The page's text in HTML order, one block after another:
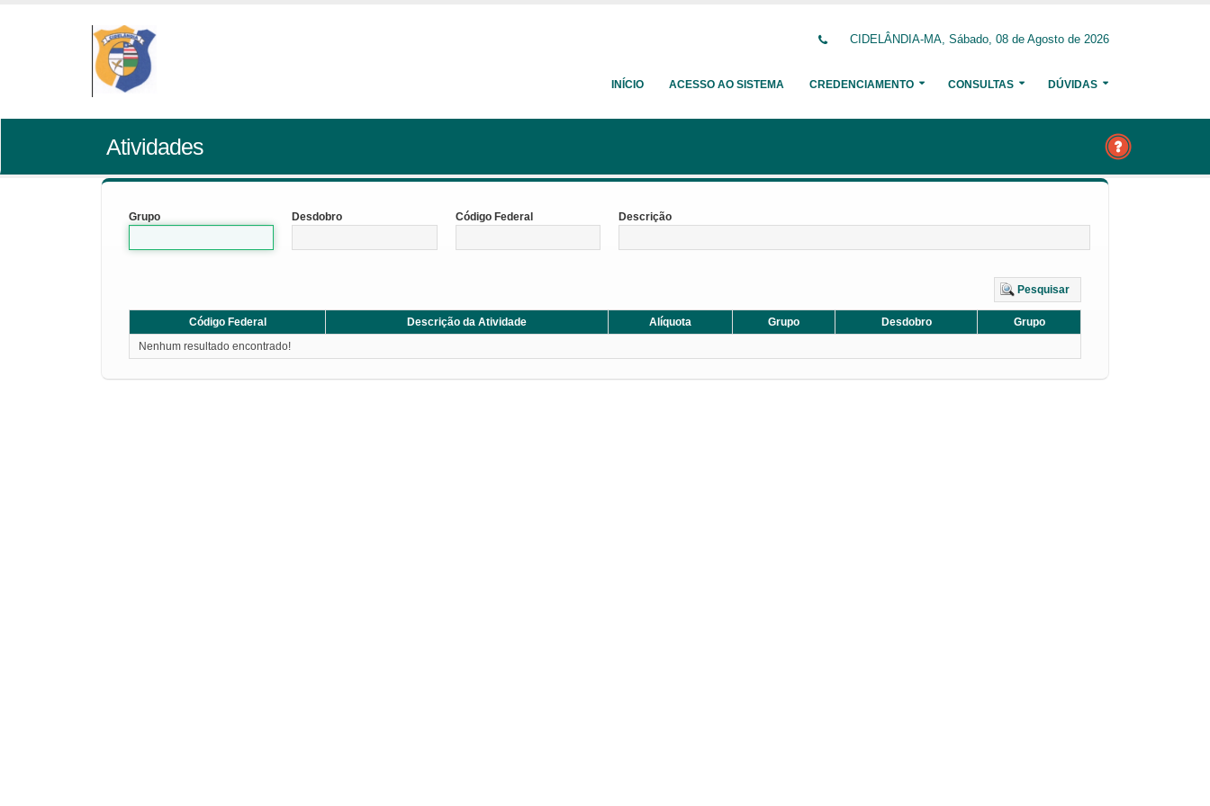
CIDELÂNDIA-MA, Sábado, 08 de Agosto de 2026
INÍCIO ACESSO AO SISTEMA CREDENCIAMENTO CONSULTAS DÚVIDAS
Atividades
Grupo Desdobro Código Federal Descrição
Pesquisar
Código Federal Descrição da Atividade Alíquota Grupo Desdobro
Grupo
Nenhum resultado encontrado!